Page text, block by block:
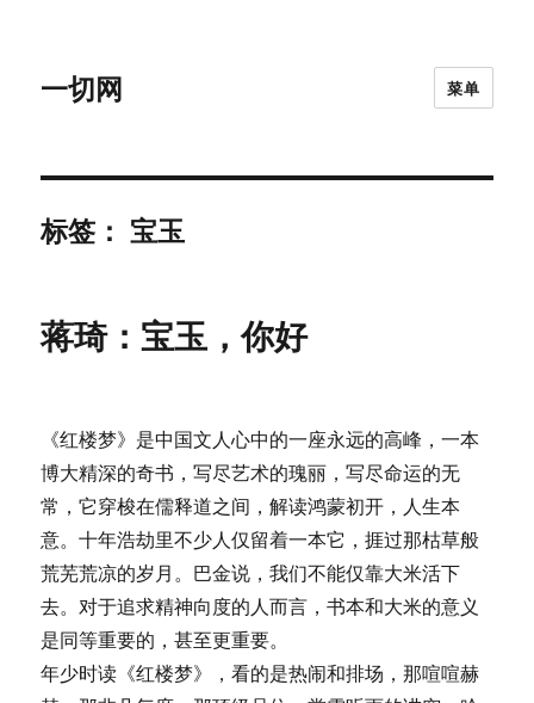
一切网 菜单
标签：宝玉
蒋琦：宝玉，你好
《红楼梦》是中国文人心中的一座永远的高峰，一本
博大精深的奇书，写尽艺术的瑰丽，写尽命运的无
常，它穿梭在儒释道之间，解读鸿蒙初开，人生本
意。十年浩劫里不少人仅留着一本它，捱过那枯草般
荒芜荒凉的岁月。巴金说，我们不能仅靠大米活下
去。对于追求精神向度的人而言，书本和大米的意义
是同等重要的，甚至更重要。
年少时读《红楼梦》，看的是热闹和排场，那喧喧赫